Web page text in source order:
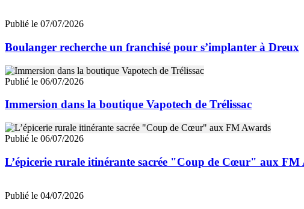
Publié le 07/07/2026
Boulanger recherche un franchisé pour s’implanter à Dreux
Publié le 06/07/2026
Immersion dans la boutique Vapotech de Trélissac
Publié le 06/07/2026
L’épicerie rurale itinérante sacrée "Coup de Cœur" aux FM
Publié le 04/07/2026